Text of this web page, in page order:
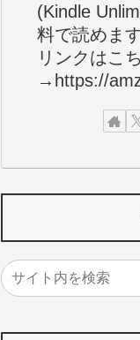
(Kindle
料で読めま
リンクはこ
→https://